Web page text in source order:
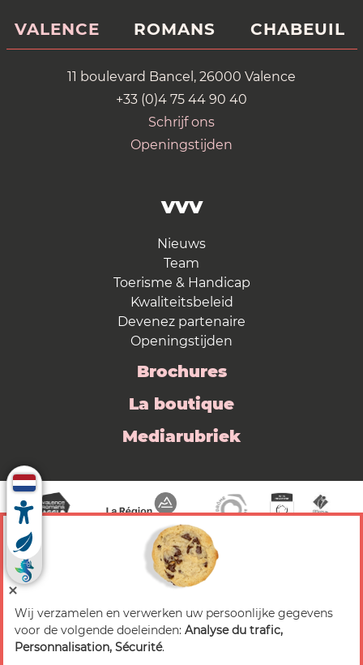
VALENCE ROMANS CHABEUIL
11 boulevard Bancel, 26000 Valence
+33 (0)4 75 44 90 40
Schrijf ons
Openingstijden
VVV
Nieuws
Team
Toerisme & Handicap
Kwaliteitsbeleid
Devenez partenaire
Openingstijden
Brochures
La boutique
Mediarubriek
© 2026 Valence Romans Tourisme — Alle rechten
voorbehouden
Wij verzamelen en verwerken uw persoonlijke gegevens
voor de volgende doeleinden: Analyse du trafic,
Personnalisation, Sécurité.